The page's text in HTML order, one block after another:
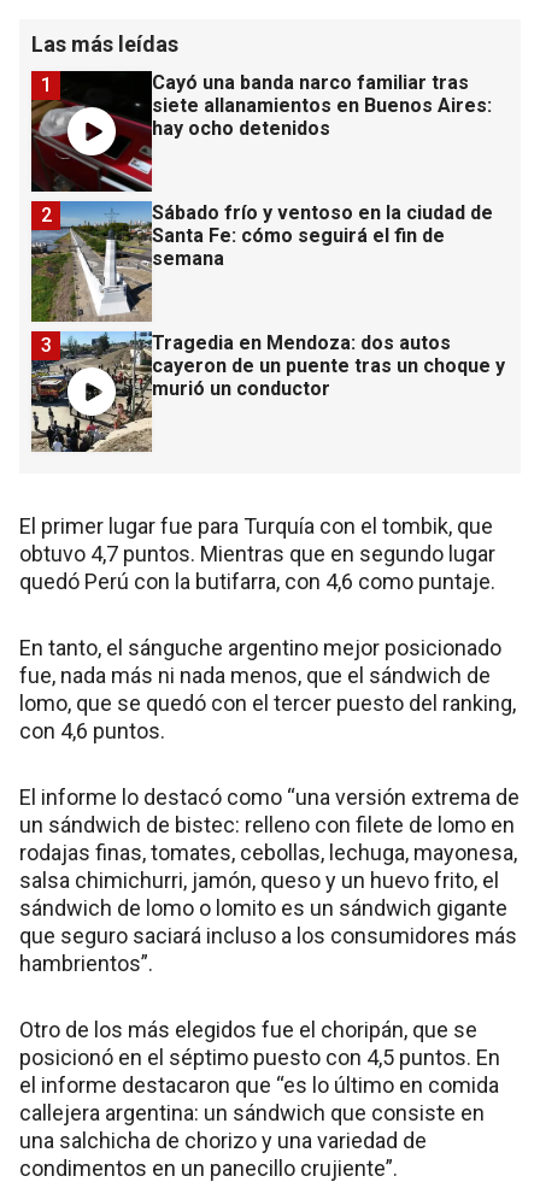
Las más leídas
Cayó una banda narco familiar tras
siete allanamientos en Buenos Aires:
hay ocho detenidos
1
Sábado frío y ventoso en la ciudad de
Santa Fe: cómo seguirá el fin de
semana
2
Tragedia en Mendoza: dos autos
cayeron de un puente tras un choque y
murió un conductor
3
El primer lugar fue para Turquía con el tombik, que
obtuvo 4,7 puntos. Mientras que en segundo lugar
quedó Perú con la butifarra, con 4,6 como puntaje.
En tanto, el sánguche argentino mejor posicionado
fue, nada más ni nada menos, que el sándwich de
lomo, que se quedó con el tercer puesto del ranking,
con 4,6 puntos.
El informe lo destacó como “una versión extrema de
un sándwich de bistec: relleno con filete de lomo en
rodajas finas, tomates, cebollas, lechuga, mayonesa,
salsa chimichurri, jamón, queso y un huevo frito, el
sándwich de lomo o lomito es un sándwich gigante
que seguro saciará incluso a los consumidores más
hambrientos”.
Otro de los más elegidos fue el choripán, que se
posicionó en el séptimo puesto con 4,5 puntos. En
el informe destacaron que “es lo último en comida
callejera argentina: un sándwich que consiste en
una salchicha de chorizo y una variedad de
condimentos en un panecillo crujiente”.